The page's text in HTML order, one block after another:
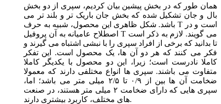
همان طور که در بخش پیشین بیان کردیم، سپری از دو بخش
بال و جان تشکیل شده که بخش جان باریک تر و بلند تر می
باشد. شکل ظاهری این محصول، شبیه به حرف T است و در
اصطلاح عامیانه به آن پروفیل T می گویند. لازم به ذکر است
تا بدانید که برخی از افراد سپری را با نبشی اشتباه می گیرند و
فکر می کنند که هر دو آن ها، یک محصول است. این تفکر
کاملا نادرست است؛ زیرا، این دو محصول با یکدیگر کاملا
متفاوت می باشند. سپری ها انواع مختلفی دارند که معمولا
ضخامت آن ها بین از ۰/۹ تا ۲/۵ میلی ‌متر می باشد؛ اما،
سپری هایی که دارای ضخامت ۲ میلی‌ متر هستند، در صنعت
های مختلف، کاربرد بیشتری دارند.